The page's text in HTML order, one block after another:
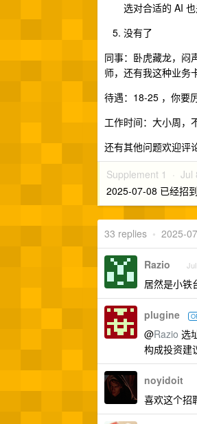
选对合适的 AI 也
没有了
同事：卧虎藏龙，闷
师，还有我这种业务
待遇：18-25 ，你要
工作时间：大小周，
还有其他问题欢迎评
Supplement 1 · Jul
2025-07-08 已经招
33 replies • 2025-
Razio
居然是小铁
plugine
@Razio 选
构成投资建
noyidoit
喜欢这个招